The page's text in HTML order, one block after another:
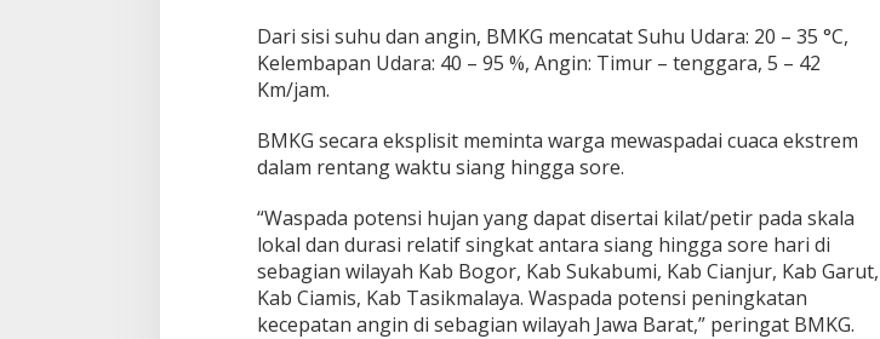
Dari sisi suhu dan angin, BMKG mencatat Suhu Udara: 20 – 35 °C,
Kelembapan Udara: 40 – 95 %, Angin: Timur – tenggara, 5 – 42
Km/jam.
BMKG secara eksplisit meminta warga mewaspadai cuaca ekstrem
dalam rentang waktu siang hingga sore.
“Waspada potensi hujan yang dapat disertai kilat/petir pada skala
lokal dan durasi relatif singkat antara siang hingga sore hari di
sebagian wilayah Kab Bogor, Kab Sukabumi, Kab Cianjur, Kab Garut,
Kab Ciamis, Kab Tasikmalaya. Waspada potensi peningkatan
kecepatan angin di sebagian wilayah Jawa Barat,” peringat BMKG.